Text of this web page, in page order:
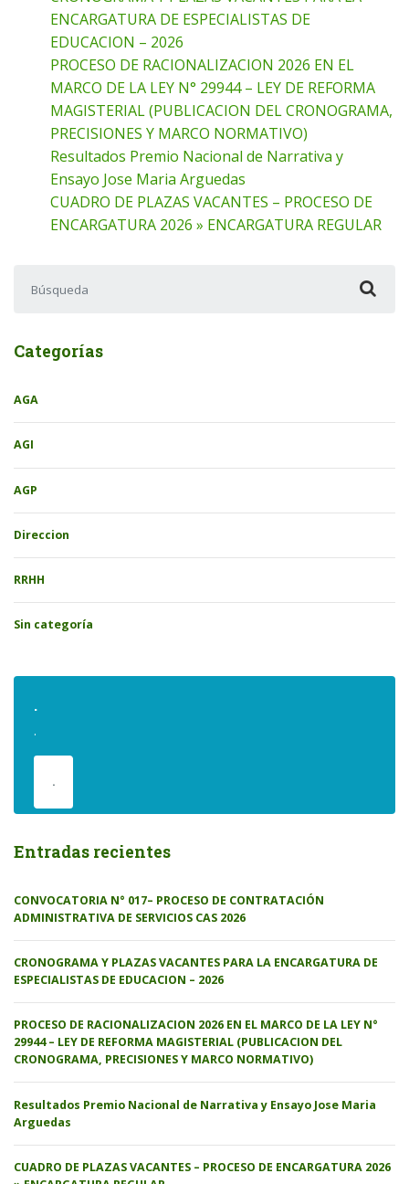
ENCARGATURA DE ESPECIALISTAS DE
EDUCACION – 2026
PROCESO DE RACIONALIZACION 2026 EN EL
MARCO DE LA LEY N° 29944 – LEY DE REFORMA
MAGISTERIAL (PUBLICACION DEL CRONOGRAMA,
PRECISIONES Y MARCO NORMATIVO)
Resultados Premio Nacional de Narrativa y
Ensayo Jose Maria Arguedas
CUADRO DE PLAZAS VACANTES – PROCESO DE
ENCARGATURA 2026 » ENCARGATURA REGULAR
Categorías
AGA
AGI
AGP
Direccion
RRHH
Sin categoría
.
.
.
Entradas recientes
CONVOCATORIA N° 017– PROCESO DE CONTRATACIÓN
ADMINISTRATIVA DE SERVICIOS CAS 2026
CRONOGRAMA Y PLAZAS VACANTES PARA LA ENCARGATURA DE
ESPECIALISTAS DE EDUCACION – 2026
PROCESO DE RACIONALIZACION 2026 EN EL MARCO DE LA LEY N°
29944 – LEY DE REFORMA MAGISTERIAL (PUBLICACION DEL
CRONOGRAMA, PRECISIONES Y MARCO NORMATIVO)
Resultados Premio Nacional de Narrativa y Ensayo Jose Maria
Arguedas
CUADRO DE PLAZAS VACANTES – PROCESO DE ENCARGATURA 2026